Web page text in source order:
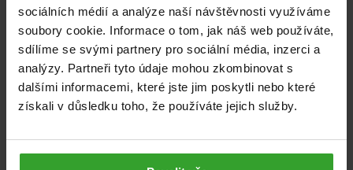
sociálních médií a analýze naší návštěvnosti využíváme
soubory cookie. Informace o tom, jak náš web používáte,
sdílíme se svými partnery pro sociální média, inzerci a
analýzy. Partneři tyto údaje mohou zkombinovat s
dalšími informacemi, které jste jim poskytli nebo které
získali v důsledku toho, že používáte jejich služby.
Vitamin B6
Vitamin B6 patří mezi nejdůležitější vitaminy. Podílí se na
tvorbě červených krvinek, podporuje imunitní systém,
psychickou i nervovou činnost, energetický metabolismus